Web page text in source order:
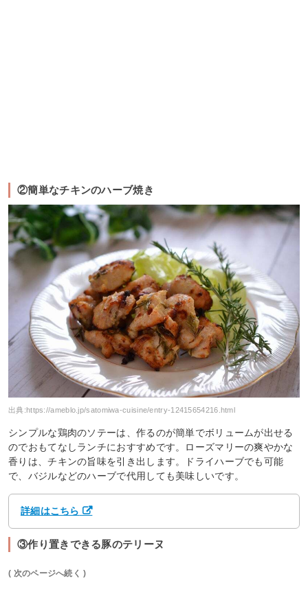
②簡単なチキンのハーブ焼き
出典:https://ameblo.jp/satomiwa-cuisine/entry-12415654216.html
シンプルな鶏肉のソテーは、作るのが簡単でボリュームが出せる
のでおもてなしランチにおすすめです。ローズマリーの爽やかな
香りは、チキンの旨味を引き出します。ドライハーブでも可能
で、バジルなどのハーブで代用しても美味しいです。
詳細はこちら
③作り置きできる豚のテリーヌ
( 次のページへ続く )